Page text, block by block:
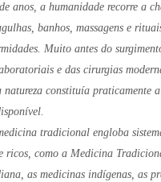
anos, a humanidade recorre a
banhos, massagens e
Muito antes do
e das cirurgias
natureza constituía praticamente
tradicional engloba
ricos, como a Medicina
as medicinas indígenas, as